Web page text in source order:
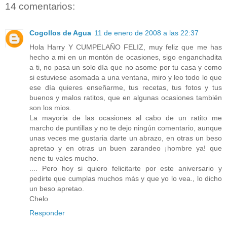
14 comentarios:
Cogollos de Agua 11 de enero de 2008 a las 22:37
Hola Harry Y CUMPELAÑO FELIZ, muy feliz que me has
hecho a mi en un montón de ocasiones, sigo enganchadita
a ti, no pasa un solo día que no asome por tu casa y como
si estuviese asomada a una ventana, miro y leo todo lo que
ese día quieres enseñarme, tus recetas, tus fotos y tus
buenos y malos ratitos, que en algunas ocasiones también
son los mios.
La mayoria de las ocasiones al cabo de un ratito me
marcho de puntillas y no te dejo ningún comentario, aunque
unas veces me gustaria darte un abrazo, en otras un beso
apretao y en otras un buen zarandeo ¡hombre ya! que
nene tu vales mucho.
.... Pero hoy si quiero felicitarte por este aniversario y
pedirte que cumplas muchos más y que yo lo vea., lo dicho
un beso apretao.
Chelo
Responder